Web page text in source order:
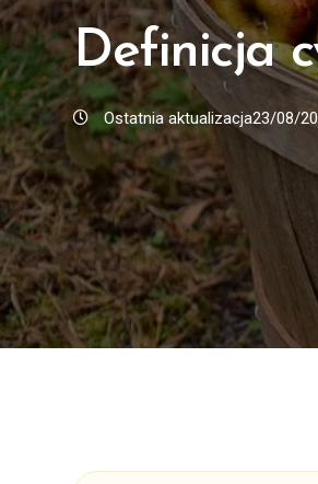
Definicja
Ostatnia aktualizacja23/08/